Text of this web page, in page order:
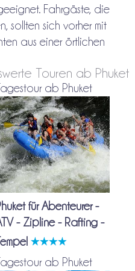
Fahrgäste, die
sollten sich vorher mit
aus einer örtlichen
Touren ab Phuket
Tagestour ab Phuket
für Abenteurer -
- Zipline - Rafting -
Tempel
ab Phuket